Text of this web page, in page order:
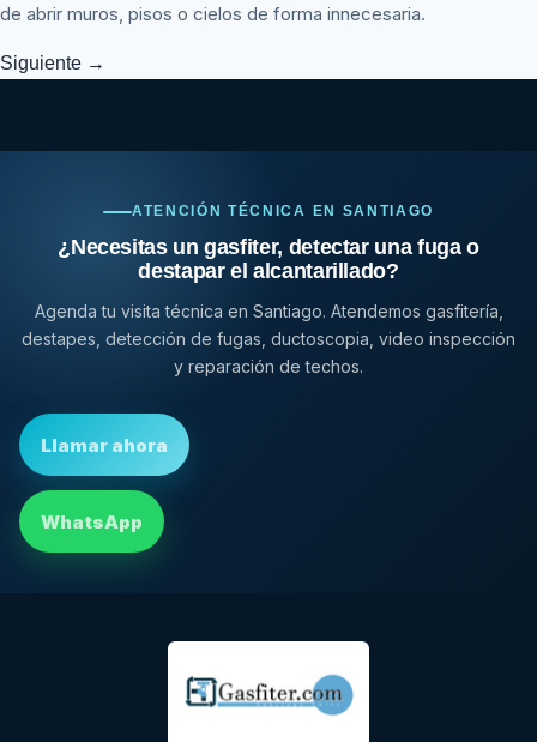
de abrir muros, pisos o cielos de forma innecesaria.
Siguiente →
ATENCIÓN TÉCNICA EN SANTIAGO
¿Necesitas un gasfiter, detectar una fuga o
destapar el alcantarillado?
Agenda tu visita técnica en Santiago. Atendemos gasfitería,
destapes, detección de fugas, ductoscopia, video inspección
y reparación de techos.
Llamar ahora
WhatsApp